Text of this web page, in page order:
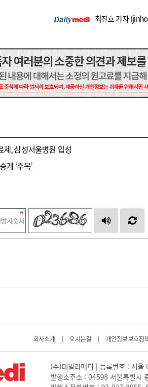
최진호 기자 (
, 삼성서울병원 입성
계 ‘주목’
회사소개 | 오시는길 | 개인정보보호정
(주)데일리메디 | 등록번호 : 서
발행소주소 : 04598 서울특별시